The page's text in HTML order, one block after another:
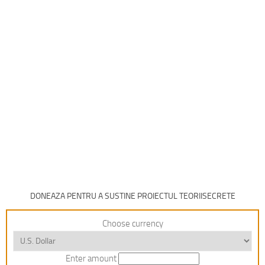
DONEAZA PENTRU A SUSTINE PROIECTUL TEORIISECRETE
Choose currency
Enter amount